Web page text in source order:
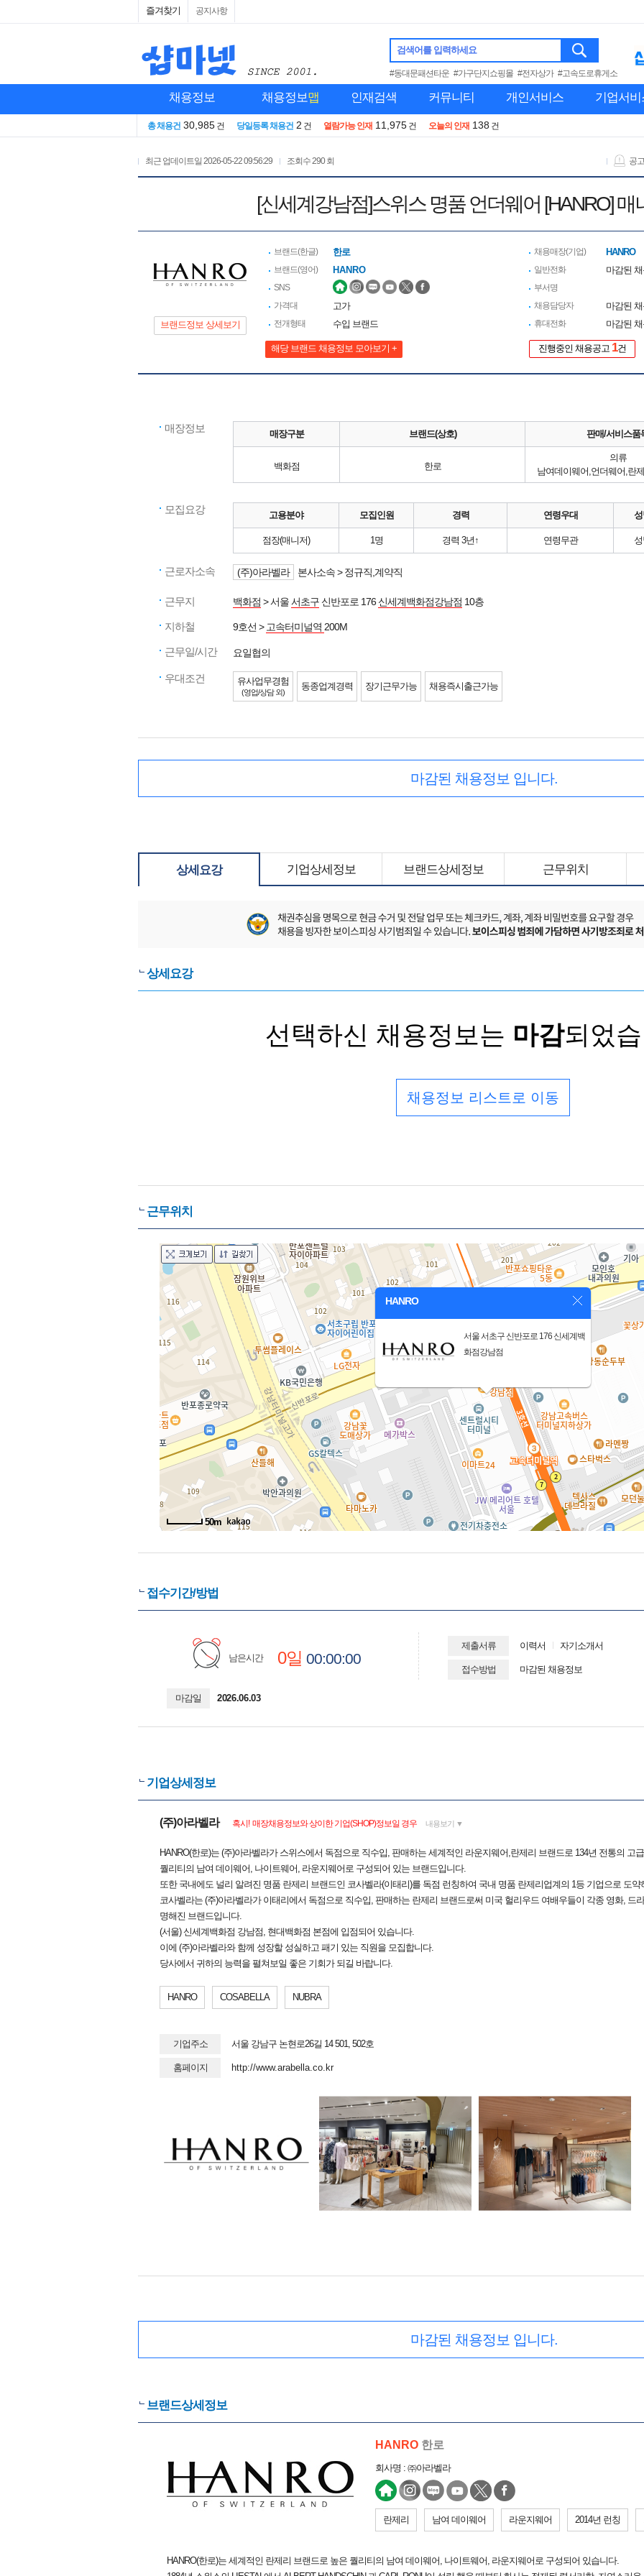
즐겨찾기 공지사항
검색어를 입력하세요
#동대문패션타운 #가구단지쇼핑몰 #전자상가 #고속도로휴게소
채용정보 채용정보맵 인재검색 커뮤니티 개인서비스 기업서비
총 채용건 30,985 건 당일등록 채용건 2 건 열람가능 인재 11,975 건 오늘의 인재 138 건
최근 업데이트일 2026-05-22 09:56:29 조회수290 회 공
[신세계강남점]스위스 명품 언더웨어 [HANRO] 매
브랜드정보 상세보기
브랜드(한글) 한로
브랜드(영어) HANRO
SNS
가격대
고가
전개형태 수입 브랜드
해당 브랜드 채용정보 모아보기 +
채용매장(기업) HANRO
일반전화 마감된
부서명
채용담당자
마감된
휴대전화 마감된
진행중인 채용공고 1건
매장정보 매장구분 브랜드(상호) 판매/서비스품
백화점 한로
의류
남여데이웨어,언더웨어,란
모집요강 고용분야 모집인원 경력 연령우대
점장(매니저) 1명 경력 3년↑ 연령무관
근로자소속 (주)아라벨라 본사소속 > 정규직,계약직
근무지 백화점 > 서울서초구 신반포로 176 신세계백화점강남점 10층
지하철 9호선 > 고속터미널역 200M
근무일/시간 요일협의
우대조건 유사업무경험
(영업/상담 외)
동종업계경력 장기근무가능 채용즉시출근가능
마감된 채용정보 입니다.
상세요강 기업상세정보 브랜드상세정보 근무위치
상세요강
선택하신 채용정보는 마감되었
채용정보 리스트로 이동
근무위치
HANRO
서울 서초구 신반포로 176 신세계백
화점강남점
50m
접수기간/방법
남은시간 0일 00:00:00
마감일 2026.06.03
제출서류 이력서 자기소개서
접수방법 마감된 채용정보
기업상세정보
(주)아라벨라 혹시! 매장채용정보와 상이한 기업(SHOP)정보일 경우 내용보기 ▼
HANRO(한로)는 (주)아라벨라가 스위스에서 독점으로 직수입, 판매하는 세계적인 라운지웨어,란제리 브랜드로 134년 전통의 고
퀄리티의 남여 데이웨어, 나이트웨어, 라운지웨어로 구성되어 있는 브랜드입니다.
또한 국내에도 널리 알려진 명품 란제리 브랜드인 코사벨라(이태리)를 독점 런칭하여 국내 명품 란제리업계의 1등 기업으로 도약
코사벨라는 (주)아라벨라가 이태리에서 독점으로 직수입, 판매하는 란제리 브랜드로써 미국 헐리우드 여배우들이 각종 영화, 드
명해진 브랜드입니다.
(서울) 신세계백화점 강남점, 현대백화점 본점에 입점되어 있습니다.
이에 (주)아라벨라와 함께 성장할 성실하고 패기 있는 직원을 모집합니다.
당사에서 귀하의 능력을 펼쳐보일 좋은 기회가 되길 바랍니다.
HANRO COSABELLA NUBRA
기업주소 서울 강남구 논현로26길 14 501, 502호
홈페이지 http://www.arabella.co.kr
마감된 채용정보 입니다.
브랜드상세정보
HANRO 한로
회사명 : ㈜아라벨라
란제리 남여 데이웨어 라운지웨어 2014년 런칭
HANRO(한로)는 세계적인 란제리 브랜드로 높은 퀄리티의 남여 데이웨어, 나이트웨어, 라운지웨어로 구성되어 있습니다.